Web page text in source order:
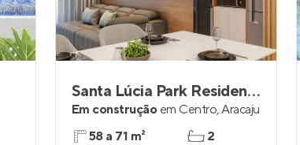
Santa Lúcia Park Residence
Em construção em Centro,Aracaju
58 a 71 m²
2